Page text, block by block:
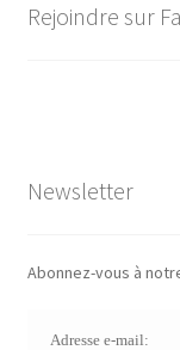
Rejoindre sur
Newsletter
Abonnez-vous à
Adresse e-mail: